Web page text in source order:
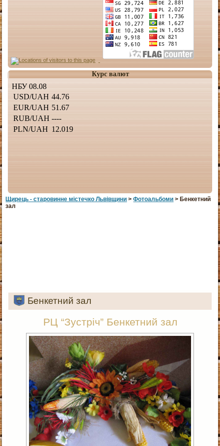
Курс валют
Щирець - старовинне мiстечко Львiвщини >Фотоальбоми > Бенкетний
зал
Бенкетний зал
РЦ “Зустріч” Бенкетний зал